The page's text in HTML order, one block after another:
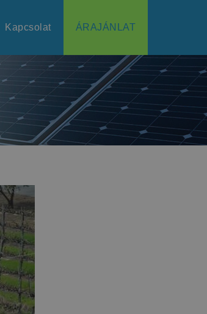
Kapcsolat ÁRAJÁNLAT